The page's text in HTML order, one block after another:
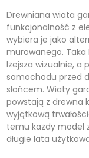
Drewniana wiata
funkcjonalność z
wybiera je jako
murowanego.
lżejsza wizualnie, a
samochodu przed
słońcem. Wiaty
powstają z drewna
wyjątkową
temu każdy model
długie lata